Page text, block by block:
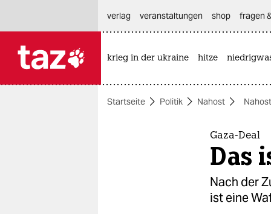
themen
verlag
veranstaltungen shop fragen
krieg in der ukraine hitze
Startseite Politik Nahost
Gaza-Deal
Das
Nach der
ist eine